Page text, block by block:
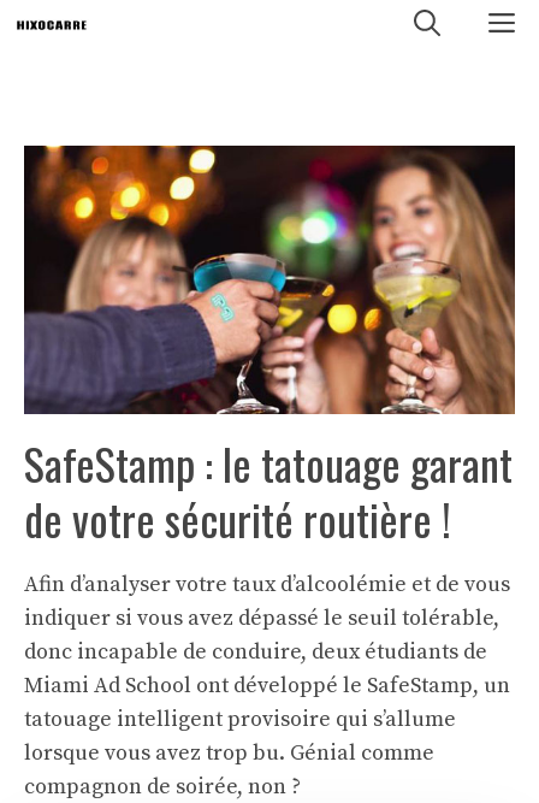
Aller
SafeStamp : le tatouage garant
de votre sécurité routière !
Afin d’analyser votre taux d’alcoolémie et de vous
indiquer si vous avez dépassé le seuil tolérable,
donc incapable de conduire, deux étudiants de
Miami Ad School ont développé le SafeStamp, un
tatouage intelligent provisoire qui s’allume
lorsque vous avez trop bu. Génial comme
compagnon de soirée, non ?